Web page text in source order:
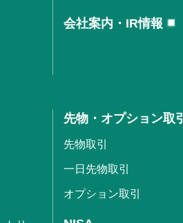
会社案内・IR情報
先物・オプション取引
先物取引
一日先物取引
オプション取引